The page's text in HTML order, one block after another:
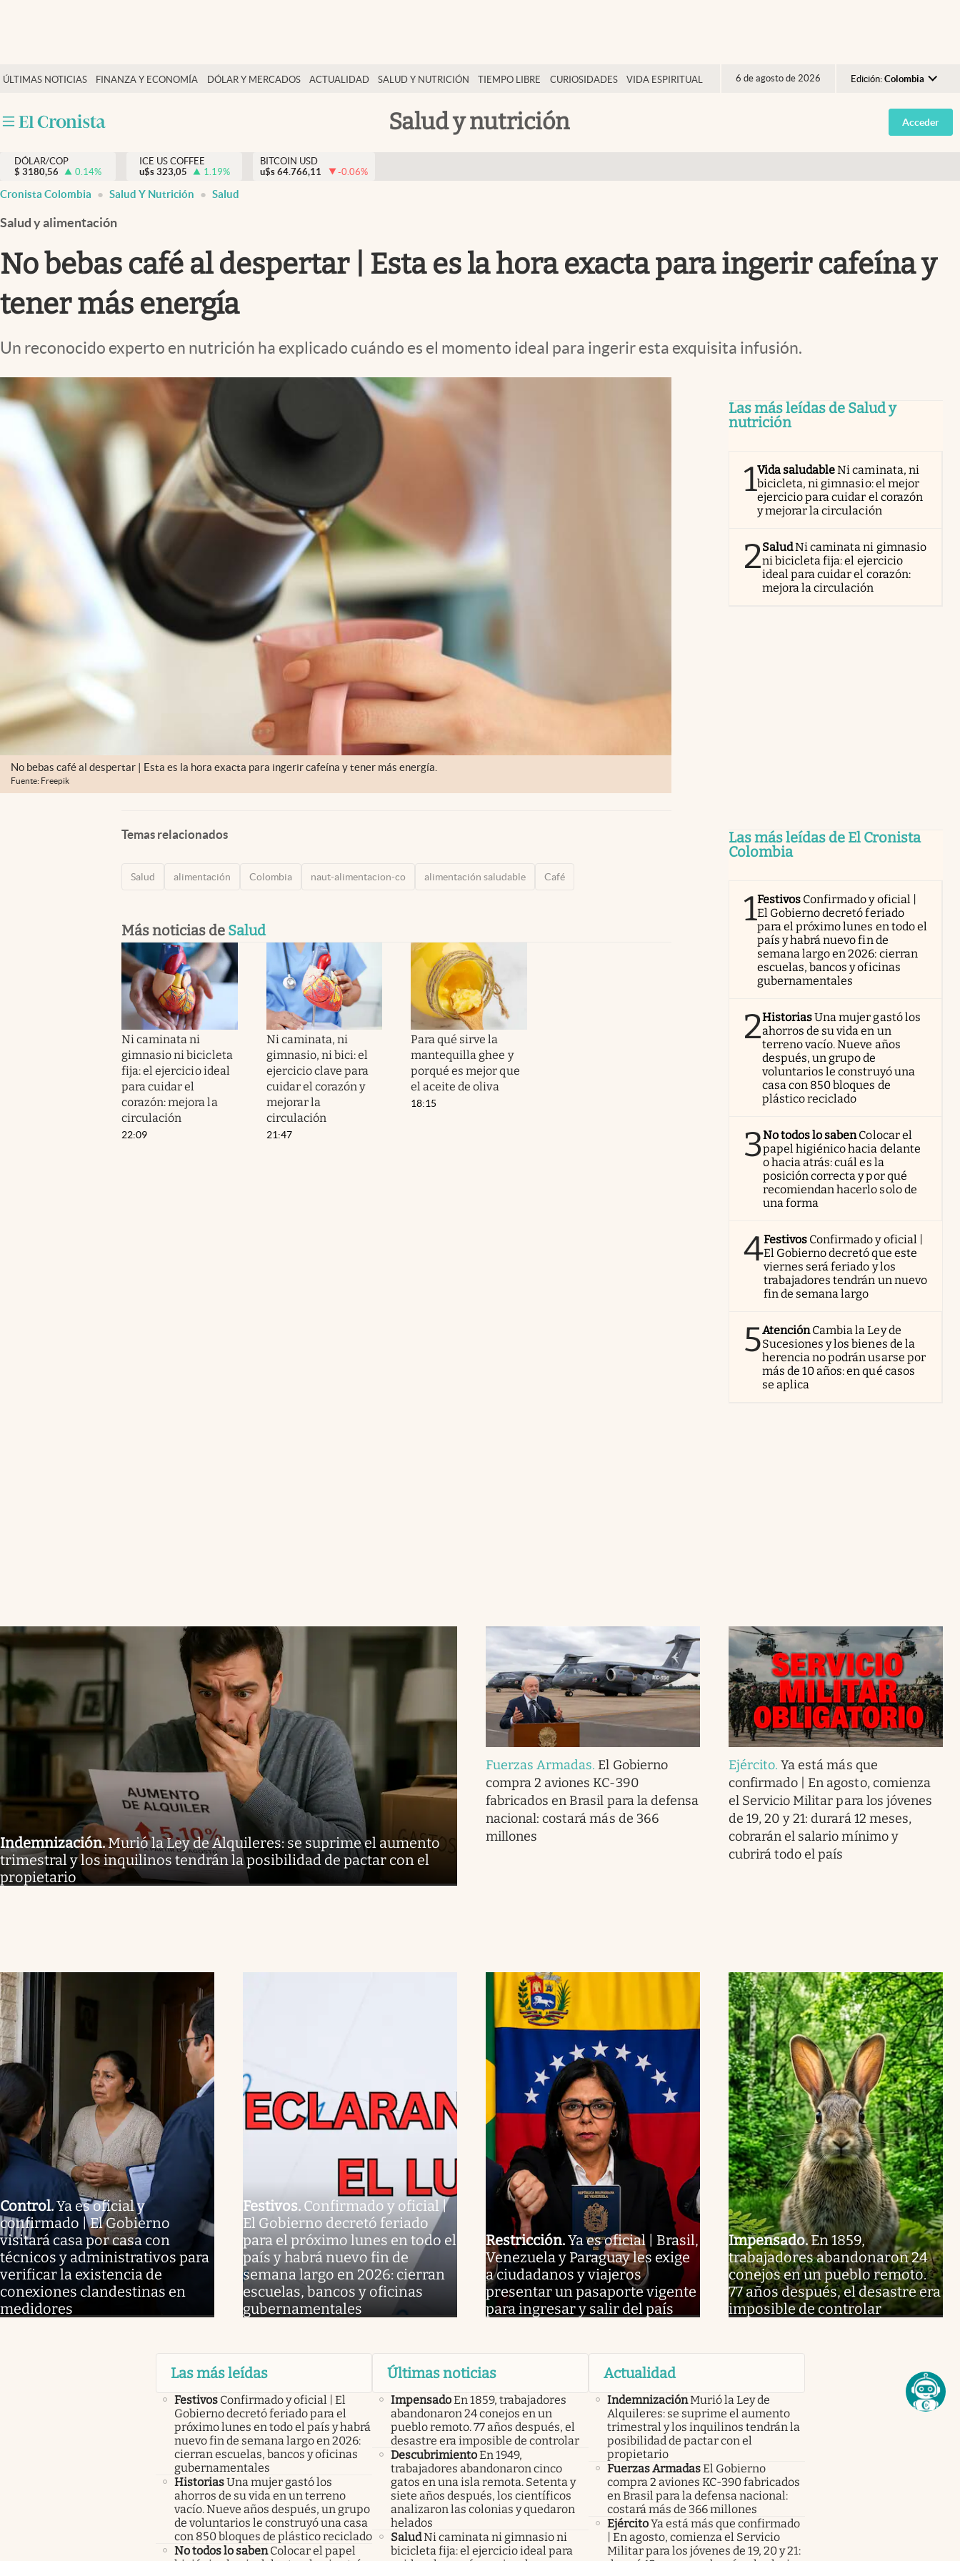
ÚLTIMAS NOTICIAS FINANZA Y ECONOMÍA DÓLAR Y MERCADOS ACTUALIDAD SALUD Y NUTRICIÓN TIEMPO LIBRE CURIOSIDADES VIDA ESPIRITUAL 6 de agosto de 2026 Edición: Colombia
Argentina
España
Salud y nutrición
Salud y nutrición
Tiempo libre
Dólar y mercados
Curiosidades
Acceder
DÓLAR/COP
$ 3180,56 0.14%
ICE US COFFEE
u$s 323,05 1.19%
BITCOIN USD
u$s 64.766,11 -0.06%
Cronista Colombia Salud Y Nutrición Salud
Salud y alimentación
No bebas café al despertar | Esta es la hora exacta para ingerir cafeína y
tener más energía
Un reconocido experto en nutrición ha explicado cuándo es el momento ideal para ingerir esta exquisita infusión.
No bebas café al despertar | Esta es la hora exacta para ingerir cafeína y tener más energía.
Fuente: Freepik
Temas relacionados
Salud alimentación Colombia naut-alimentacion-co alimentación saludable Café
Más noticias de Salud
Ni caminata ni
gimnasio ni bicicleta
fija: el ejercicio ideal
para cuidar el
corazón: mejora la
circulación
22:09
Ni caminata, ni
gimnasio, ni bici: el
ejercicio clave para
cuidar el corazón y
mejorar la
circulación
21:47
Para qué sirve la
mantequilla ghee y
porqué es mejor que
el aceite de oliva
18:15
Las más leídas de Salud y
nutrición
1Vida saludableNi caminata, ni
bicicleta, ni gimnasio: el mejor
ejercicio para cuidar el corazón
y mejorar la circulación
2SaludNi caminata ni gimnasio
ni bicicleta fija: el ejercicio
ideal para cuidar el corazón:
mejora la circulación
Las más leídas de El Cronista
Colombia
1Festivos Confirmado y oficial |
El Gobierno decretó feriado
para el próximo lunes en todo el
país y habrá nuevo fin de
semana largo en 2026: cierran
escuelas, bancos y oficinas
gubernamentales
2HistoriasUna mujer gastó los
ahorros de su vida en un
terreno vacío. Nueve años
después, un grupo de
voluntarios le construyó una
casa con 850 bloques de
plástico reciclado
3No todos lo sabenColocar el
papel higiénico hacia delante
o hacia atrás: cuál es la
posición correcta y por qué
recomiendan hacerlo solo de
una forma
4Festivos Confirmado y oficial |
El Gobierno decretó que este
viernes será feriado y los
trabajadores tendrán un nuevo
fin de semana largo
5AtenciónCambia la Ley de
Sucesiones y los bienes de la
herencia no podrán usarse por
más de 10 años: en qué casos
se aplica
Indemnización.Murió la Ley de Alquileres: se suprime el aumento
trimestral y los inquilinos tendrán la posibilidad de pactar con el
propietario
Fuerzas Armadas. El Gobierno
compra 2 aviones KC-390
fabricados en Brasil para la defensa
nacional: costará más de 366
millones
Ejército.Ya está más que
confirmado | En agosto, comienza
el Servicio Militar para los jóvenes
de 19, 20 y 21: durará 12 meses,
cobrarán el salario mínimo y
cubrirá todo el país
Control.Ya es oficial y
confirmado | El Gobierno
visitará casa por casa con
técnicos y administrativos para
verificar la existencia de
conexiones clandestinas en
medidores
Festivos. Confirmado y oficial |
El Gobierno decretó feriado
para el próximo lunes en todo el
país y habrá nuevo fin de
semana largo en 2026: cierran
escuelas, bancos y oficinas
gubernamentales
Restricción.Ya es oficial | Brasil,
Venezuela y Paraguay les exige
a ciudadanos y viajeros
presentar un pasaporte vigente
para ingresar y salir del país
Impensado.En 1859,
trabajadores abandonaron 24
conejos en un pueblo remoto.
77 años después, el desastre era
imposible de controlar
Las más leídas
Festivos Confirmado y oficial | El
Gobierno decretó feriado para el
próximo lunes en todo el país y habrá
nuevo fin de semana largo en 2026:
cierran escuelas, bancos y oficinas
gubernamentales
HistoriasUna mujer gastó los
ahorros de su vida en un terreno
vacío. Nueve años después, un grupo
de voluntarios le construyó una casa
con 850 bloques de plástico reciclado
No todos lo saben Colocar el papel
Últimas noticias
ImpensadoEn 1859, trabajadores
abandonaron 24 conejos en un
pueblo remoto. 77 años después, el
desastre era imposible de controlar
DescubrimientoEn 1949,
trabajadores abandonaron cinco
gatos en una isla remota. Setenta y
siete años después, los científicos
analizaron las colonias y quedaron
helados
SaludNi caminata ni gimnasio ni
bicicleta fija: el ejercicio ideal para
Actualidad
IndemnizaciónMurió la Ley de
Alquileres: se suprime el aumento
trimestral y los inquilinos tendrán la
posibilidad de pactar con el
propietario
Fuerzas ArmadasEl Gobierno
compra 2 aviones KC-390 fabricados
en Brasil para la defensa nacional:
costará más de 366 millones
EjércitoYa está más que confirmado
| En agosto, comienza el Servicio
Militar para los jóvenes de 19, 20 y 21: